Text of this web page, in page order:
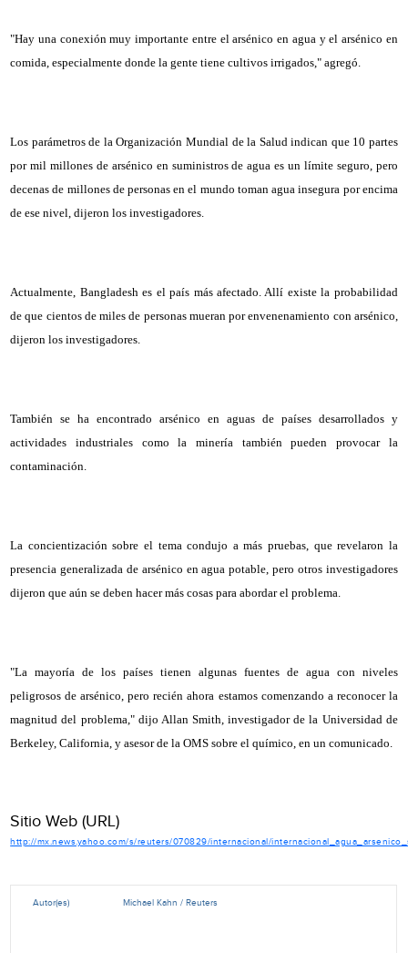
"Hay una conexión muy importante entre el arsénico en agua y el arsénico en
comida, especialmente donde la gente tiene cultivos irrigados," agregó.
Los parámetros de la Organización Mundial de la Salud indican que 10 partes
por mil millones de arsénico en suministros de agua es un límite seguro, pero
decenas de millones de personas en el mundo toman agua insegura por encima
de ese nivel, dijeron los investigadores.
Actualmente, Bangladesh es el país más afectado. Allí existe la probabilidad
de que cientos de miles de personas mueran por envenenamiento con arsénico,
dijeron los investigadores.
También se ha encontrado arsénico en aguas de países desarrollados y
actividades industriales como la minería también pueden provocar la
contaminación.
La concientización sobre el tema condujo a más pruebas, que revelaron la
presencia generalizada de arsénico en agua potable, pero otros investigadores
dijeron que aún se deben hacer más cosas para abordar el problema.
"La mayoría de los países tienen algunas fuentes de agua con niveles
peligrosos de arsénico, pero recién ahora estamos comenzando a reconocer la
magnitud del problema," dijo Allan Smith, investigador de la Universidad de
Berkeley, California, y asesor de la OMS sobre el químico, en un comunicado.
Sitio Web (URL)
http://mx.news.yahoo.com/s/reuters/070829/internacional/
Autor(es) Michael Kahn / Reuters